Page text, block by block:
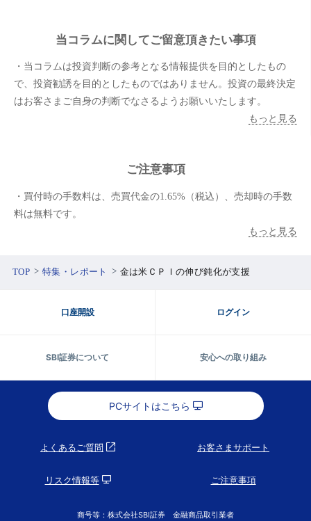
当コラムに関してご留意頂きたい事項
・当コラムは投資判断の参考となる情報提供を目的としたもの
で、投資勧誘を目的としたものではありません。投資の最終決定
はお客さまご自身の判断でなさるようお願いいたします。
もっと見る
ご注意事項
・買付時の手数料は、売買代金の1.65%（税込）、売却時の手数
料は無料です。
もっと見る
TOP 特集・レポート 金は米ＣＰＩの伸び鈍化が支援
口座開設 ログイン
SBI証券について 安心への取り組み
PCサイトはこちら
よくあるご質問 お客さまサポート
リスク情報等 ご注意事項
商号等：株式会社SBI証券 金融商品取引業者